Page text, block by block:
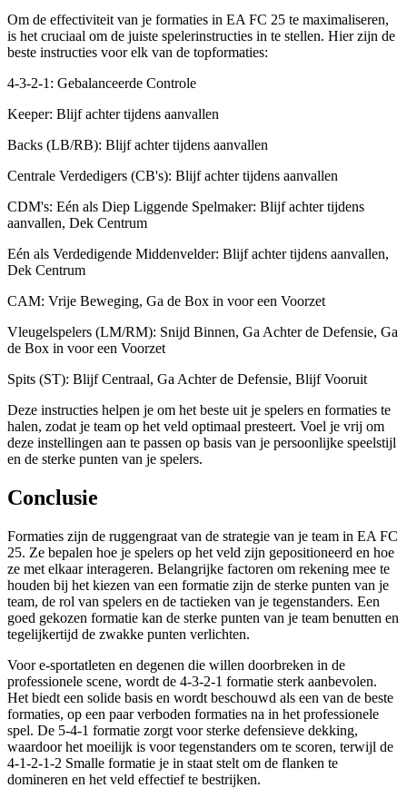
Om de effectiviteit van je formaties in EA FC 25 te maximaliseren,
is het cruciaal om de juiste spelerinstructies in te stellen. Hier zijn de
beste instructies voor elk van de topformaties:
4-3-2-1: Gebalanceerde Controle
Keeper: Blijf achter tijdens aanvallen
Backs (LB/RB): Blijf achter tijdens aanvallen
Centrale Verdedigers (CB's): Blijf achter tijdens aanvallen
CDM's: Eén als Diep Liggende Spelmaker: Blijf achter tijdens
aanvallen, Dek Centrum
Eén als Verdedigende Middenvelder: Blijf achter tijdens aanvallen,
Dek Centrum
CAM: Vrije Beweging, Ga de Box in voor een Voorzet
Vleugelspelers (LM/RM): Snijd Binnen, Ga Achter de Defensie, Ga
de Box in voor een Voorzet
Spits (ST): Blijf Centraal, Ga Achter de Defensie, Blijf Vooruit
Deze instructies helpen je om het beste uit je spelers en formaties te
halen, zodat je team op het veld optimaal presteert. Voel je vrij om
deze instellingen aan te passen op basis van je persoonlijke speelstijl
en de sterke punten van je spelers.
Conclusie
Formaties zijn de ruggengraat van de strategie van je team in EA FC
25. Ze bepalen hoe je spelers op het veld zijn gepositioneerd en hoe
ze met elkaar interageren. Belangrijke factoren om rekening mee te
houden bij het kiezen van een formatie zijn de sterke punten van je
team, de rol van spelers en de tactieken van je tegenstanders. Een
goed gekozen formatie kan de sterke punten van je team benutten en
tegelijkertijd de zwakke punten verlichten.
Voor e-sportatleten en degenen die willen doorbreken in de
professionele scene, wordt de 4-3-2-1 formatie sterk aanbevolen.
Het biedt een solide basis en wordt beschouwd als een van de beste
formaties, op een paar verboden formaties na in het professionele
spel. De 5-4-1 formatie zorgt voor sterke defensieve dekking,
waardoor het moeilijk is voor tegenstanders om te scoren, terwijl de
4-1-2-1-2 Smalle formatie je in staat stelt om de flanken te
domineren en het veld effectief te bestrijken.